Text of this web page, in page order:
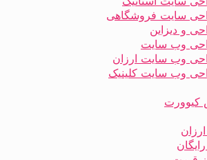
سایت فروشگاهی
و دیزاین
وب سایت
وب سایت ارزان
وب سایت کلینیک
کیوورت